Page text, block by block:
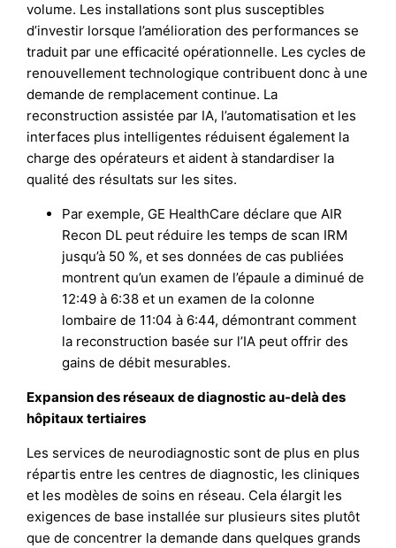
volume. Les installations sont plus susceptibles
d’investir lorsque l’amélioration des performances se
traduit par une efficacité opérationnelle. Les cycles de
renouvellement technologique contribuent donc à une
demande de remplacement continue. La
reconstruction assistée par IA, l’automatisation et les
interfaces plus intelligentes réduisent également la
charge des opérateurs et aident à standardiser la
qualité des résultats sur les sites.
Par exemple, GE HealthCare déclare que AIR
Recon DL peut réduire les temps de scan IRM
jusqu’à 50 %, et ses données de cas publiées
montrent qu’un examen de l’épaule a diminué de
12:49 à 6:38 et un examen de la colonne
lombaire de 11:04 à 6:44, démontrant comment
la reconstruction basée sur l’IA peut offrir des
gains de débit mesurables.
Expansion des réseaux de diagnostic au-delà des
hôpitaux tertiaires
Les services de neurodiagnostic sont de plus en plus
répartis entre les centres de diagnostic, les cliniques
et les modèles de soins en réseau. Cela élargit les
exigences de base installée sur plusieurs sites plutôt
que de concentrer la demande dans quelques grands